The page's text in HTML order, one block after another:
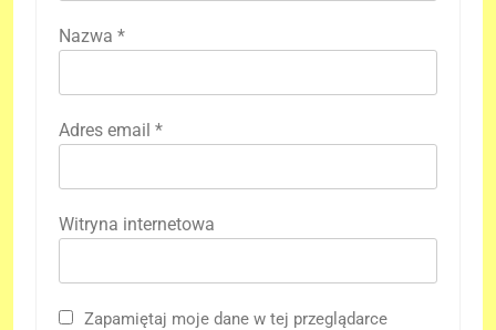
Nazwa *
Adres email *
Witryna internetowa
Zapamiętaj moje dane w tej przeglądarce